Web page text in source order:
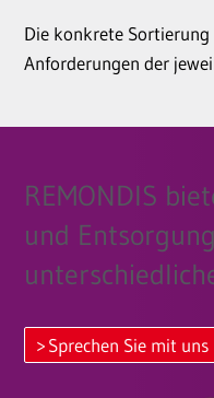
Die konkrete
Anforderungen der
REMONDIS
und
Sprechen Sie mit uns